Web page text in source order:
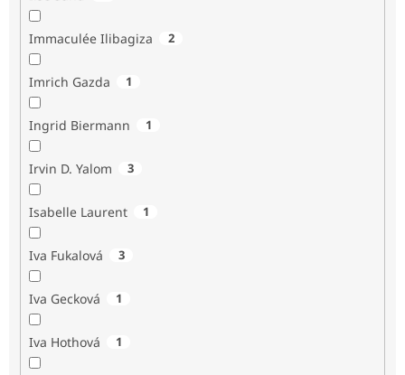
Immaculée Ilibagiza 2
Imrich Gazda 1
Ingrid Biermann 1
Irvin D. Yalom 3
Isabelle Laurent 1
Iva Fukalová 3
Iva Gecková 1
Iva Hothová 1